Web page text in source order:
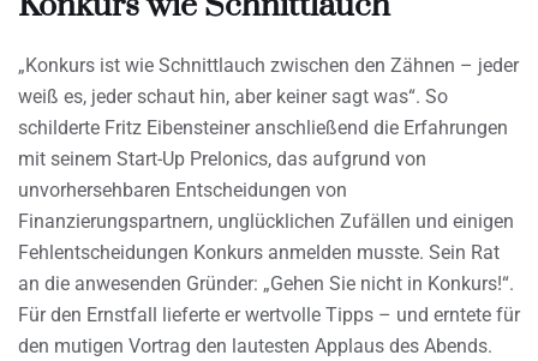
„Konkurs ist wie Schnittlauch zwischen den Zähnen – jeder
weiß es, jeder schaut hin, aber keiner sagt was“. So
schilderte Fritz Eibensteiner anschließend die Erfahrungen
mit seinem Start-Up Prelonics, das aufgrund von
unvorhersehbaren Entscheidungen von
Finanzierungspartnern, unglücklichen Zufällen und einigen
Fehlentscheidungen Konkurs anmelden musste. Sein Rat
an die anwesenden Gründer: „Gehen Sie nicht in Konkurs!“.
Für den Ernstfall lieferte er wertvolle Tipps – und erntete für
den mutigen Vortrag den lautesten Applaus des Abends.